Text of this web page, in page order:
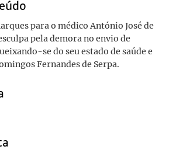
para o médico António José de
pela demora no envio de
se do seu estado de saúde e
Fernandes de Serpa.